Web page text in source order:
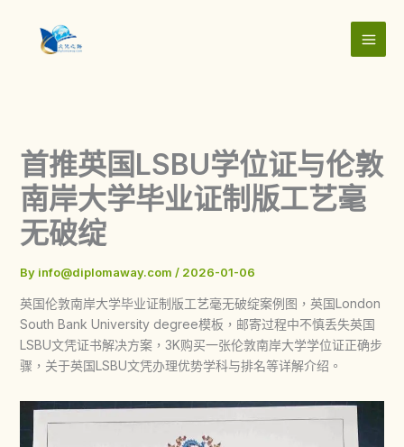
content
首推英国LSBU学位证与伦敦
南岸大学毕业证制版工艺毫
无破绽
By info@diplomaway.com / 2026-01-06
英国伦敦南岸大学毕业证制版工艺毫无破绽案例图，英国London
South Bank University degree模板，邮寄过程中不慎丢失英国
LSBU文凭证书解决方案，3K购买一张伦敦南岸大学学位证正确步
骤，关于英国LSBU文凭办理优势学科与排名等详解介绍。